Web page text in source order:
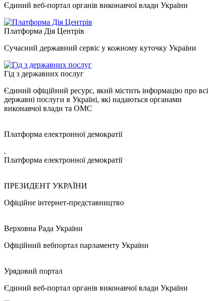
Єдиний веб-портал органів виконавчої влади України
Платформа Дія Центрів
Сучасний державний сервіс у кожному куточку України
Гід з державних послуг
Єдиний офіційний ресурс, який містить інформацію про всі
державні послуги в Україні, які надаються органами
виконавчої влади та ОМС
Платформа електронної демократії
.
Платформа електронної демократії
ПРЕЗИДЕНТ УКРАЇНИ
Офіційне інтернет-представництво
Верховна Рада України
Офіційний вебпортал парламенту України
Урядовий портал
Єдиний веб-портал органів виконавчої влади України